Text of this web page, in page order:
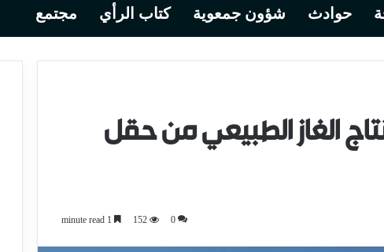
حوادث شؤون جمعوية كتاب الرأي مجتمع
الغاز الطبيعي من حقل
0
152